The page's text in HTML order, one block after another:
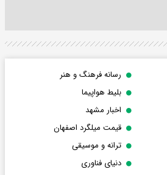
رسانه فرهنگ و هنر
بلیط هواپیما
اخبار مشهد
قیمت میلگرد اصفهان
ترانه و موسیقی
دنیای فناوری